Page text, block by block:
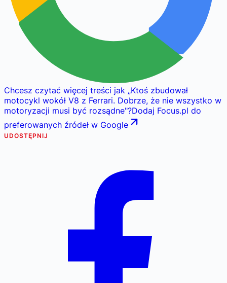
Chcesz czytać więcej treści jak „Ktoś zbudował
motocykl wokół V8 z Ferrari. Dobrze, że nie wszystko w
motoryzacji musi być rozsądne"?Dodaj Focus.pl do
preferowanych źródeł w Google
UDOSTĘPNIJ